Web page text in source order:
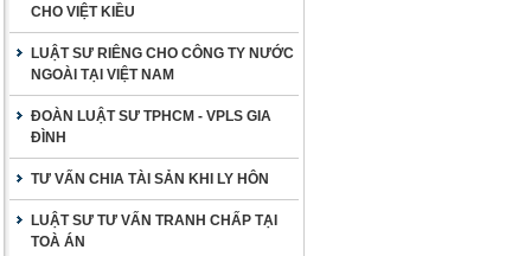
CHO VIỆT KIỀU
LUẬT SƯ RIÊNG CHO CÔNG TY NƯỚC
NGOÀI TẠI VIỆT NAM
ĐOÀN LUẬT SƯ TPHCM - VPLS GIA
ĐÌNH
TƯ VẤN CHIA TÀI SẢN KHI LY HÔN
LUẬT SƯ TƯ VẤN TRANH CHẤP TẠI
TOÀ ÁN